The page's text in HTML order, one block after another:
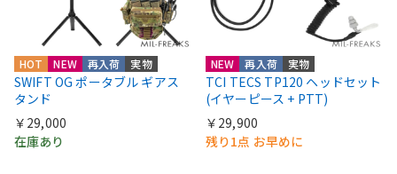
HOT NEW 再入荷 実物
SWIFT OG ポータブル ギアス
タンド
￥29,000
在庫あり
NEW 再入荷 実物
TCI TECS TP120 ヘッドセット
(イヤーピース + PTT)
￥29,900
残り1点 お早めに